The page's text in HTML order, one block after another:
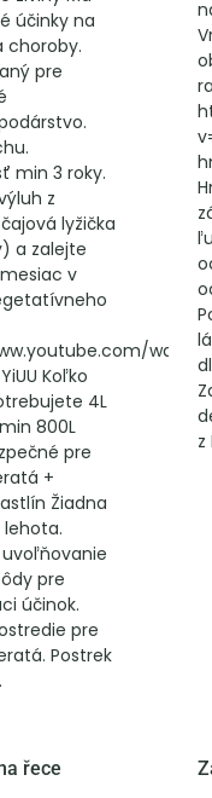
účinky na
choroby.
pre
min 3 roky.
z
lyžička
a zalejte
mesiac v
watch?
Koľko
4L
800L
pre
+
Žiadna
pre
účinok.
pre
Postrek
z
řece